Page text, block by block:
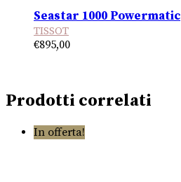
Seastar 1000 Powermatic
TISSOT
€895,00
Prodotti correlati
In offerta!